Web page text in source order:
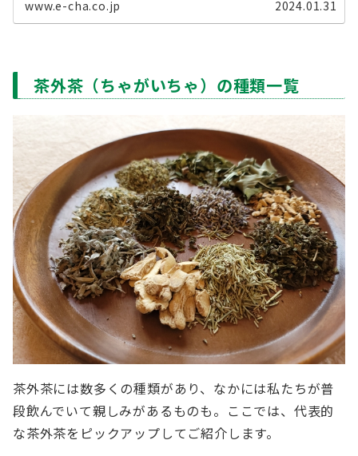
www.e-cha.co.jp 2024.01.31
茶外茶（ちゃがいちゃ）の種類一覧
茶外茶には数多くの種類があり、なかには私たちが普
段飲んでいて親しみがあるものも。ここでは、代表的
な茶外茶をピックアップしてご紹介します。